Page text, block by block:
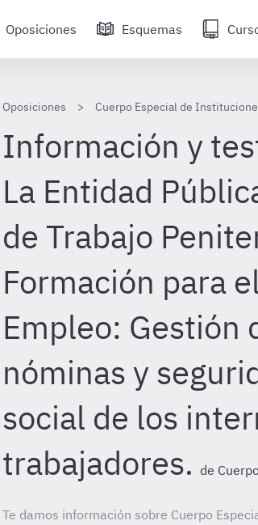
Oposiciones Esquemas
Oposiciones Cuerpo Especial de
Información y
La Entidad
de Trabajo
Formación para
Empleo: Gestión
nóminas y
social de los
trabajadores. de
Te damos información sobre Cuerpo